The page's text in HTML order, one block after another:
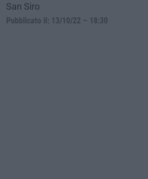
San Siro
Pubblicato il: 13/10/22 – 18:30